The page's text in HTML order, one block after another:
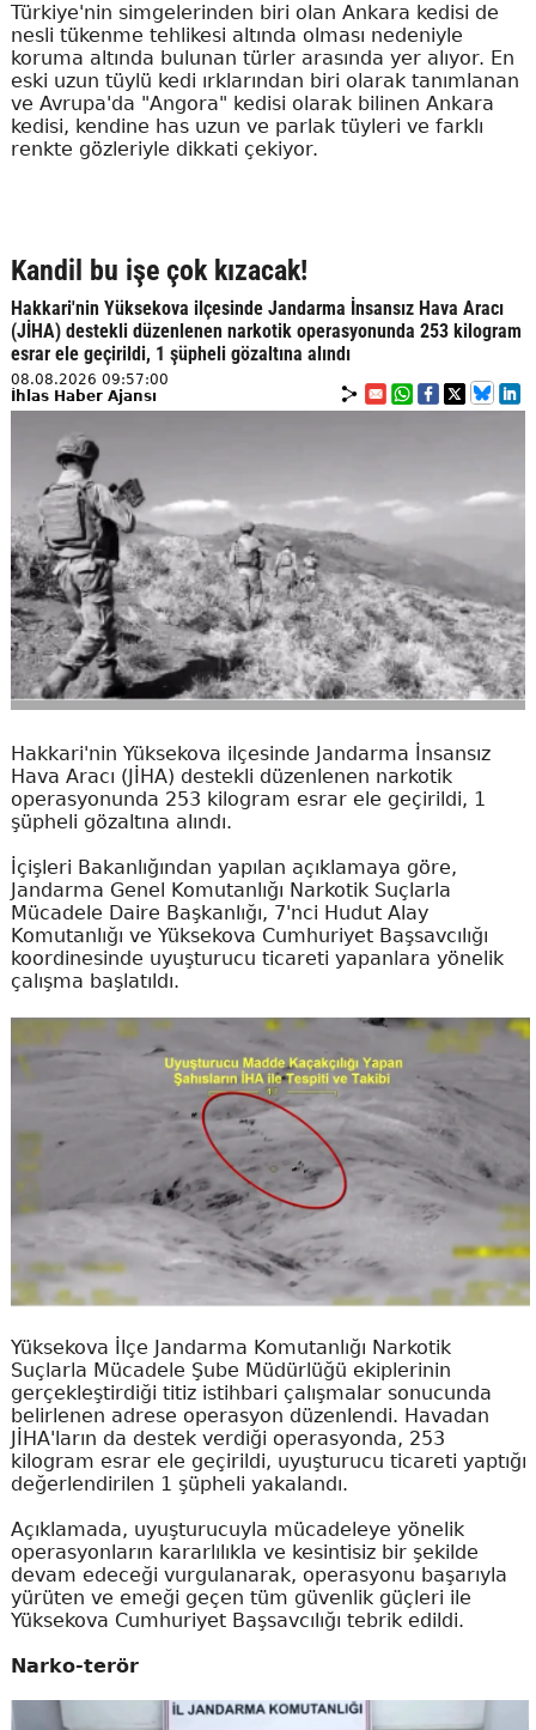
Türkiye'nin simgelerinden biri olan Ankara kedisi de
nesli tükenme tehlikesi altında olması nedeniyle
koruma altında bulunan türler arasında yer alıyor. En
eski uzun tüylü kedi ırklarından biri olarak tanımlanan
ve Avrupa'da "Angora" kedisi olarak bilinen Ankara
kedisi, kendine has uzun ve parlak tüyleri ve farklı
renkte gözleriyle dikkati çekiyor.
Kandil bu işe çok kızacak!
Hakkari'nin Yüksekova ilçesinde Jandarma İnsansız Hava Aracı
(JİHA) destekli düzenlenen narkotik operasyonunda 253 kilogram
esrar ele geçirildi, 1 şüpheli gözaltına alındı
08.08.2026 09:57:00
İhlas Haber Ajansı
Hakkari'nin Yüksekova ilçesinde Jandarma İnsansız
Hava Aracı (JİHA) destekli düzenlenen narkotik
operasyonunda 253 kilogram esrar ele geçirildi, 1
şüpheli gözaltına alındı.
İçişleri Bakanlığından yapılan açıklamaya göre,
Jandarma Genel Komutanlığı Narkotik Suçlarla
Mücadele Daire Başkanlığı, 7'nci Hudut Alay
Komutanlığı ve Yüksekova Cumhuriyet Başsavcılığı
koordinesinde uyuşturucu ticareti yapanlara yönelik
çalışma başlatıldı.
Yüksekova İlçe Jandarma Komutanlığı Narkotik
Suçlarla Mücadele Şube Müdürlüğü ekiplerinin
gerçekleştirdiği titiz istihbari çalışmalar sonucunda
belirlenen adrese operasyon düzenlendi. Havadan
JİHA'ların da destek verdiği operasyonda, 253
kilogram esrar ele geçirildi, uyuşturucu ticareti yaptığı
değerlendirilen 1 şüpheli yakalandı.
Açıklamada, uyuşturucuyla mücadeleye yönelik
operasyonların kararlılıkla ve kesintisiz bir şekilde
devam edeceği vurgulanarak, operasyonu başarıyla
yürüten ve emeği geçen tüm güvenlik güçleri ile
Yüksekova Cumhuriyet Başsavcılığı tebrik edildi.
Narko-terör